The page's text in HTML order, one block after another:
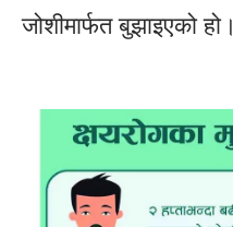
जोशीमार्फत बुझाइएको हो।